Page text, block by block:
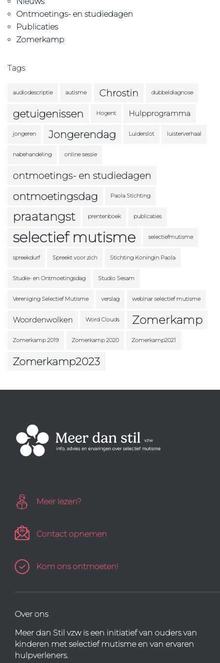
Ontmoetings- en studiedagen
Publicaties
Zomerkamp
Tags
audiodescriptie autisme Chrostin dubbeldiagnose
getuigenissen Hogent Hulpprogramma
jongeren Jongerendag Luiderslot luisterverhaal
nabehandeling online sessie
ontmoetings- en studiedagen
ontmoetingsdag Paola Stichting
praatangst prentenboek publicaties
selectief mutisme selectiefmutisme
spreekdurf Spreekt voor zich Stichting Koningin Paola
Studie- en Ontmoetingsdag Studio Sesam
Vereniging Selectief Mutisme verslag webinar selectief mutisme
Woordenwolken Word Clouds Zomerkamp
Zomerkamp 2019 Zomerkamp 2020 Zomerkamp2021
Zomerkamp2023
Meer lezen?
Contact opnemen
Kom ons ontmoeten!
Over ons
Meer dan Stil vzw is een initiatief van ouders van
kinderen met selectief mutisme en van ervaren
hulpverleners.